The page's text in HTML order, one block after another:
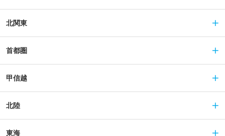
北関東
首都圏
甲信越
北陸
東海